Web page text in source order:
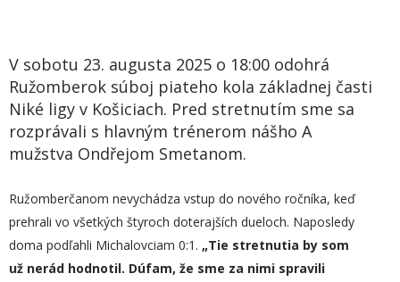
V sobotu 23. augusta 2025 o 18:00 odohrá
Ružomberok súboj piateho kola základnej časti
Niké ligy v Košiciach. Pred stretnutím sme sa
rozprávali s hlavným trénerom nášho A
mužstva Ondřejom Smetanom.
Ružomberčanom nevychádza vstup do nového ročníka, keď
prehrali vo všetkých štyroch doterajších dueloch. Naposledy
doma podľahli Michalovciam 0:1. „Tie stretnutia by som
už nerád hodnotil. Dúfam, že sme za nimi spravili